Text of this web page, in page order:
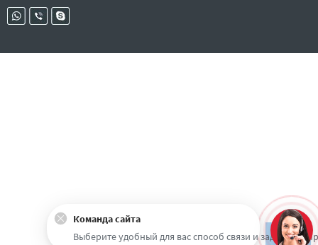
Наверх
Команда сайта
Выберите удобный для вас способ связи и задайте